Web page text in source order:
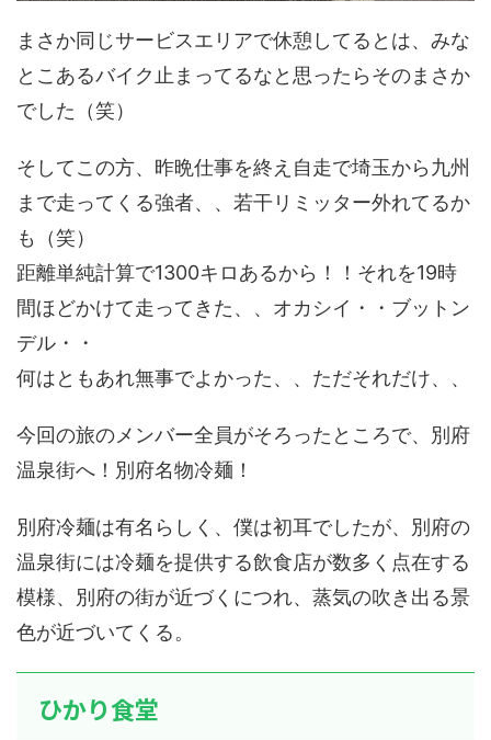
まさか同じサービスエリアで休憩してるとは、みな
とこあるバイク止まってるなと思ったらそのまさか
でした（笑）
そしてこの方、昨晩仕事を終え自走で埼玉から九州
まで走ってくる強者、、若干リミッター外れてるか
も（笑）
距離単純計算で1300キロあるから！！それを19時
間ほどかけて走ってきた、、オカシイ・・ブットン
デル・・
何はともあれ無事でよかった、、ただそれだけ、、
今回の旅のメンバー全員がそろったところで、別府
温泉街へ！別府名物冷麺！
別府冷麺は有名らしく、僕は初耳でしたが、別府の
温泉街には冷麺を提供する飲食店が数多く点在する
模様、別府の街が近づくにつれ、蒸気の吹き出る景
色が近づいてくる。
ひかり食堂